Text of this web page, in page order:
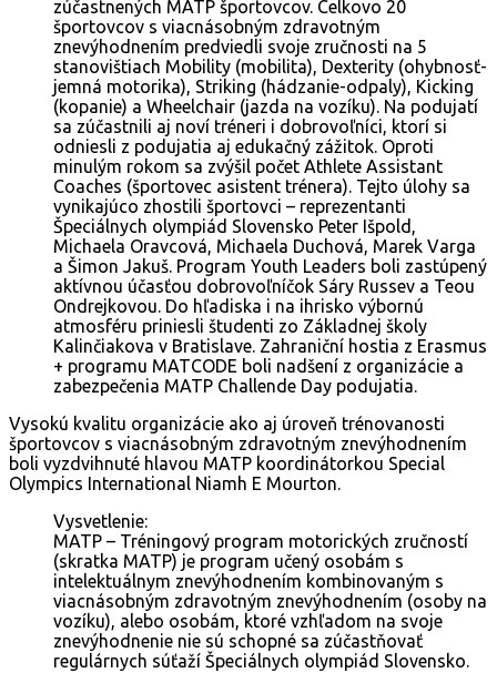
zúčastnených MATP športovcov. Celkovo 20
športovcov s viacnásobným zdravotným
znevýhodnením predviedli svoje zručnosti na 5
stanovištiach Mobility (mobilita), Dexterity (ohybnosť-
jemná motorika), Striking (hádzanie-odpaly), Kicking
(kopanie) a Wheelchair (jazda na vozíku). Na podujatí
sa zúčastnili aj noví tréneri i dobrovoľníci, ktorí si
odniesli z podujatia aj edukačný zážitok. Oproti
minulým rokom sa zvýšil počet Athlete Assistant
Coaches (športovec asistent trénera). Tejto úlohy sa
vynikajúco zhostili športovci – reprezentanti
Špeciálnych olympiád Slovensko Peter Išpold,
Michaela Oravcová, Michaela Duchová, Marek Varga
a Šimon Jakuš. Program Youth Leaders boli zastúpený
aktívnou účasťou dobrovoľníčok Sáry Russev a Teou
Ondrejkovou. Do hľadiska i na ihrisko výbornú
atmosféru priniesli študenti zo Základnej školy
Kalinčiakova v Bratislave. Zahraniční hostia z Erasmus
+ programu MATCODE boli nadšení z organizácie a
zabezpečenia MATP Challende Day podujatia.
Vysokú kvalitu organizácie ako aj úroveň trénovanosti
športovcov s viacnásobným zdravotným znevýhodnením
boli vyzdvihnuté hlavou MATP koordinátorkou Special
Olympics International Niamh E Mourton.
Vysvetlenie:
MATP – Tréningový program motorických zručností
(skratka MATP) je program učený osobám s
intelektuálnym znevýhodnením kombinovaným s
viacnásobným zdravotným znevýhodnením (osoby na
vozíku), alebo osobám, ktoré vzhľadom na svoje
znevýhodnenie nie sú schopné sa zúčastňovať
regulárnych súťaží Špeciálnych olympiád Slovensko.